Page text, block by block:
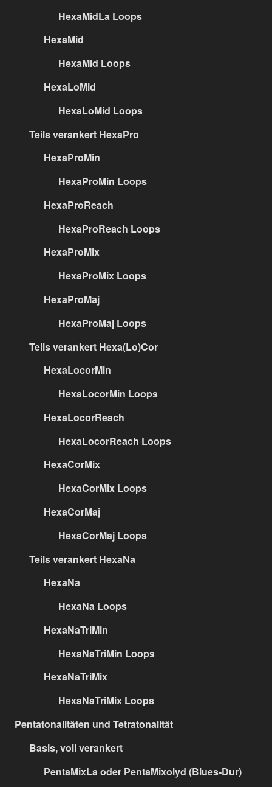
HexaMidLa Loops
HexaMid
HexaMid Loops
HexaLoMid
HexaLoMid Loops
Teils verankert HexaPro
HexaProMin
HexaProMin Loops
HexaProReach
HexaProReach Loops
HexaProMix
HexaProMix Loops
HexaProMaj
HexaProMaj Loops
Teils verankert Hexa(Lo)Cor
HexaLocorMin
HexaLocorMin Loops
HexaLocorReach
HexaLocorReach Loops
HexaCorMix
HexaCorMix Loops
HexaCorMaj
HexaCorMaj Loops
Teils verankert HexaNa
HexaNa
HexaNa Loops
HexaNaTriMin
HexaNaTriMin Loops
HexaNaTriMix
HexaNaTriMix Loops
Pentatonalitäten und Tetratonalität
Basis, voll verankert
PentaMixLa oder PentaMixolyd (Blues-Dur)